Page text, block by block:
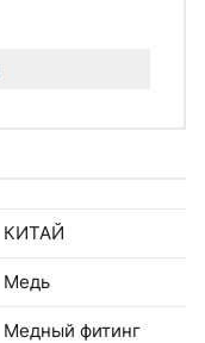
КИТАЙ
Медь
Медный фитинг